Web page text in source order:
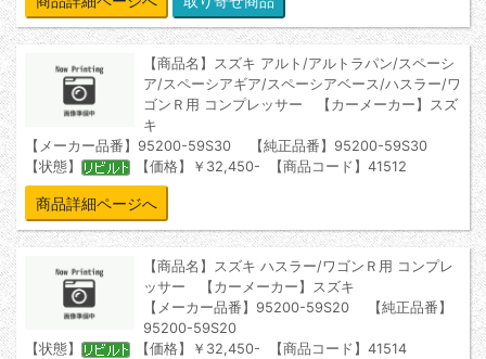
【商品名】スズキ アルト/アルトラパン/スペーシ
ア/スペーシアギア/スペーシアベース/ハスラー/ワ
ゴンＲ用 コンプレッサー 【カーメーカー】スズ
キ
【メーカー品番】95200-59S30 【純正品番】95200-59S30
【状態】
【価格】￥32,450- 【商品コード】41512
商品詳細ページへ
【商品名】スズキ ハスラー/ワゴンＲ用 コンプレ
ッサー 【カーメーカー】スズキ
【メーカー品番】95200-59S20 【純正品番】
95200-59S20
【状態】
【価格】￥32,450- 【商品コード】41514